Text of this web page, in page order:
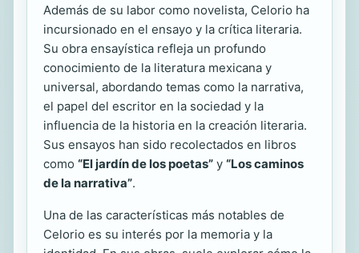
Además de su labor como novelista, Celorio ha
incursionado en el ensayo y la crítica literaria.
Su obra ensayística refleja un profundo
conocimiento de la literatura mexicana y
universal, abordando temas como la narrativa,
el papel del escritor en la sociedad y la
influencia de la historia en la creación literaria.
Sus ensayos han sido recolectados en libros
como “El jardín de los poetas” y “Los caminos
de la narrativa”.
Una de las características más notables de
Celorio es su interés por la memoria y la